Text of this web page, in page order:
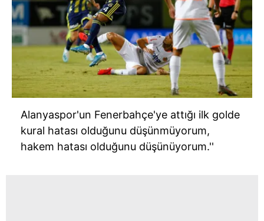
Alanyaspor'un Fenerbahçe'ye attığı ilk golde
kural hatası olduğunu düşünmüyorum,
hakem hatası olduğunu düşünüyorum.''